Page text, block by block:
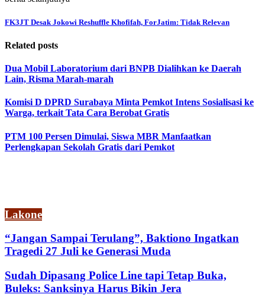
FK3JT Desak Jokowi Reshuffle Khofifah, ForJatim: Tidak Relevan
Related posts
Dua Mobil Laboratorium dari BNPB Dialihkan ke Daerah
Lain, Risma Marah-marah
Komisi D DPRD Surabaya Minta Pemkot Intens Sosialisasi ke
Warga, terkait Tata Cara Berobat Gratis
PTM 100 Persen Dimulai, Siswa MBR Manfaatkan
Perlengkapan Sekolah Gratis dari Pemkot
Lakone
“Jangan Sampai Terulang”, Baktiono Ingatkan
Tragedi 27 Juli ke Generasi Muda
Sudah Dipasang Police Line tapi Tetap Buka,
Buleks: Sanksinya Harus Bikin Jera